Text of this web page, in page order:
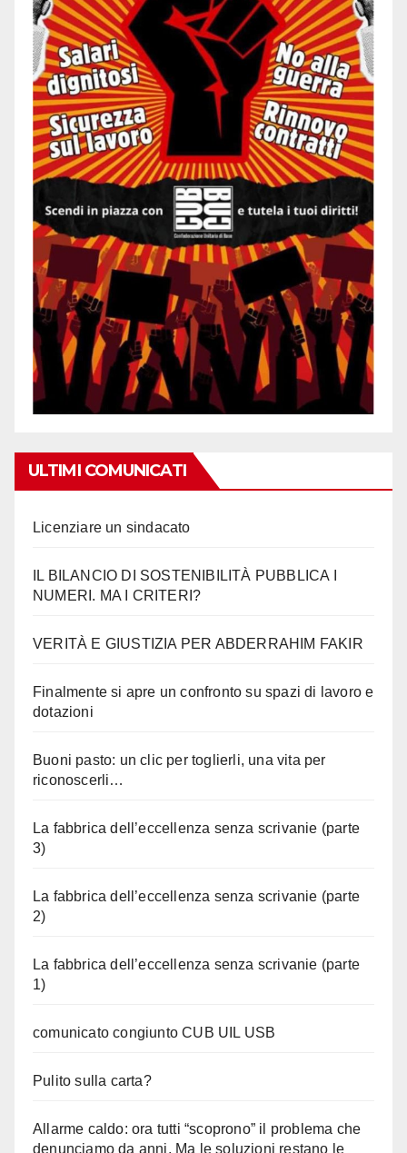
ULTIMI COMUNICATI
Licenziare un sindacato
IL BILANCIO DI SOSTENIBILITÀ PUBBLICA I
NUMERI. MA I CRITERI?
VERITÀ E GIUSTIZIA PER ABDERRAHIM FAKIR
Finalmente si apre un confronto su spazi di lavoro e
dotazioni
Buoni pasto: un clic per toglierli, una vita per
riconoscerli…
La fabbrica dell’eccellenza senza scrivanie (parte
3)
La fabbrica dell’eccellenza senza scrivanie (parte
2)
La fabbrica dell’eccellenza senza scrivanie (parte
1)
comunicato congiunto CUB UIL USB
Pulito sulla carta?
Allarme caldo: ora tutti “scoprono” il problema che
denunciamo da anni. Ma le soluzioni restano le